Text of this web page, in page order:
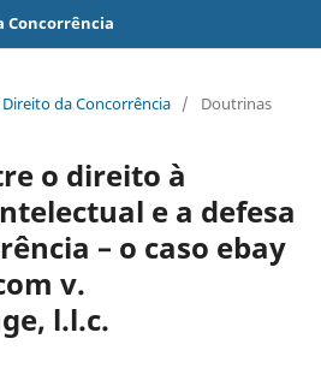
Concorrência
da Concorrência / Doutrinas
o direito à
e a defesa
– o caso ebay
v.
l.l.c.